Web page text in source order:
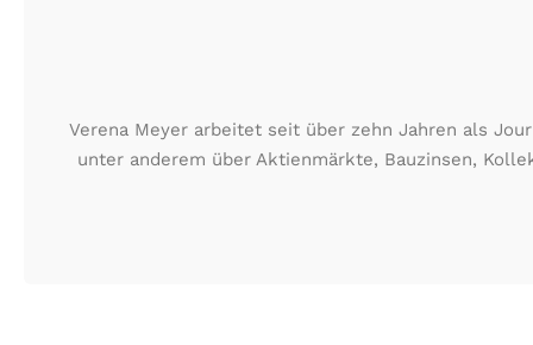
Verena Meyer arbeitet seit über zehn Jahren als
unter anderem über Aktienmärkte, Bauzinsen,